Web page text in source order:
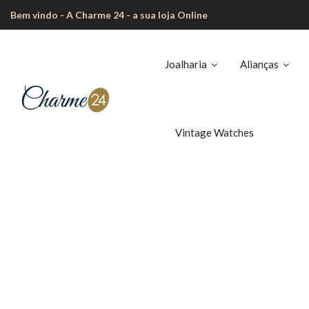
Bem vindo - A Charme 24 - a sua loja Online
Joalharia Alianças
Vintage Watches